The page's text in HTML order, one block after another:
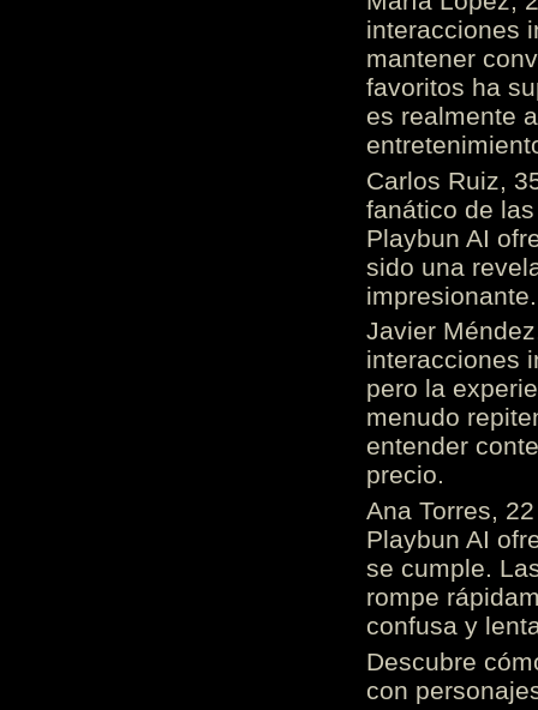
interacciones
mantener
favoritos ha
es realmente
Carlos Ruiz,
fanático de
Playbun AI
sido una
Javier
interacciones
pero la
menudo
entender
precio.
Ana Torres,
Playbun AI
se cumple.
rompe
confusa y
Descubre
con